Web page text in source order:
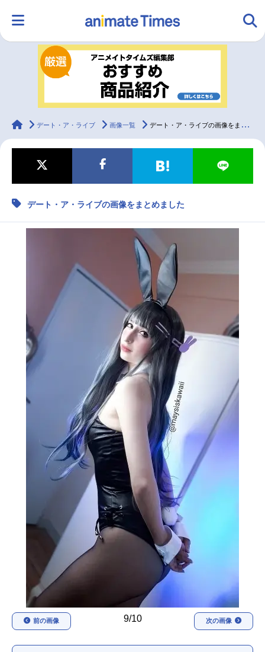
ランキング アニメ
ラジオ みんなの声
マンガ・ラノベ ゲーム・アプリ 音楽 コスプレ
2.5次元 配信・Vtuber トレンド
声優記事一覧
アニメ映画一覧 実写化映画一覧
今期アニメ曜日別一覧
春アニメ 夏アニメ
秋アニメ 冬アニメ
男性声優/女性声優一覧
FOLLOW US
animateTimes
デート・ア・ライブ 画像一覧 デート・ア・ライブの画像をまとめました
デート・ア・ライブの画像をまとめました
9/10
前の画像 次の画像